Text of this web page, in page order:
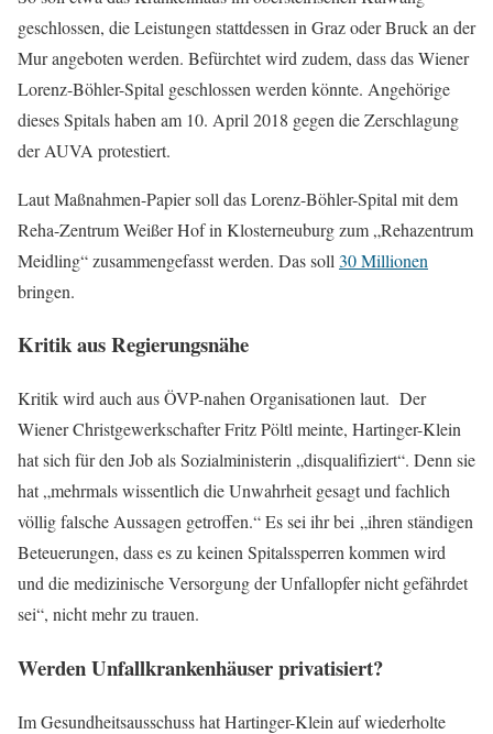
geschlossen, die Leistungen stattdessen in Graz oder Bruck an der
Mur angeboten werden. Befürchtet wird zudem, dass das Wiener
Lorenz-Böhler-Spital geschlossen werden könnte. Angehörige
dieses Spitals haben am 10. April 2018 gegen die Zerschlagung
der AUVA protestiert.
Laut Maßnahmen-Papier soll das Lorenz-Böhler-Spital mit dem
Reha-Zentrum Weißer Hof in Klosterneuburg zum „Rehazentrum
Meidling“ zusammengefasst werden. Das soll 30 Millionen
bringen.
Kritik aus Regierungsnähe
Kritik wird auch aus ÖVP-nahen Organisationen laut. Der
Wiener Christgewerkschafter Fritz Pöltl meinte, Hartinger-Klein
hat sich für den Job als Sozialministerin „disqualifiziert“. Denn sie
hat „mehrmals wissentlich die Unwahrheit gesagt und fachlich
völlig falsche Aussagen getroffen.“ Es sei ihr bei „ihren ständigen
Beteuerungen, dass es zu keinen Spitalssperren kommen wird
und die medizinische Versorgung der Unfallopfer nicht gefährdet
sei“, nicht mehr zu trauen.
Werden Unfallkrankenhäuser privatisiert?
Im Gesundheitsausschuss hat Hartinger-Klein auf wiederholte